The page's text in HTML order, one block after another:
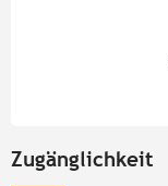
Zugänglichkeit